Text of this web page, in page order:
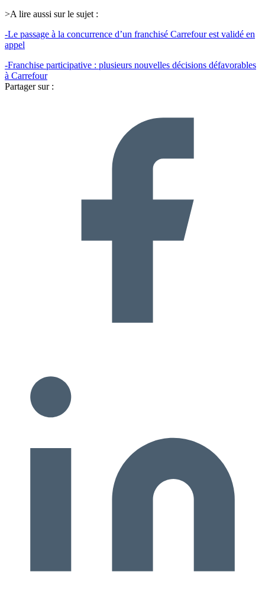
>A lire aussi sur le sujet :
-Le passage à la concurrence d’un franchisé Carrefour est validé en
appel
-Franchise participative : plusieurs nouvelles décisions défavorables
à Carrefour
Partager sur :